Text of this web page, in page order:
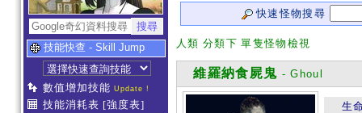
技能快查 - Skill Jump
數值增加技能 Update !
技能消耗表 [強度表]
快速怪物搜尋
人類 分類下 單隻怪物檢視
維羅納食屍鬼 - Ghoul
生